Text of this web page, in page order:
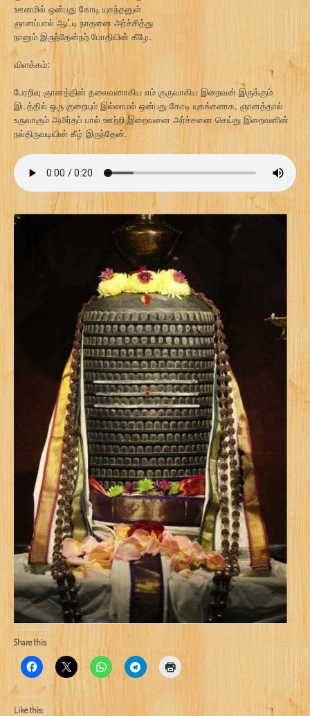
ஊனமில் ஒன்பது கோடி யுகந்தனுள்
ஞானப்பால் ஆட்டி நாதனை அர்ச்சித்து
நானும் இருந்தேன்நற் போதியின் கீழே.
விளக்கம்:
பேரறிவு ஞானத்தின் தலைவனாகிய எம் குருவாகிய இறைவன் இருக்கும்
இடத்தில் ஒரு குறையும் இல்லாமல் ஒன்பது கோடி யுகங்களாக, ஞானத்தால்
உருவாகும் அமிர்தப் பால் ஊற்றி இறைவனை அர்ச்சனை செய்து இறைவனின்
நல்திருவடியின் கீழ் இருந்தேன்.
Share this:
Like this: